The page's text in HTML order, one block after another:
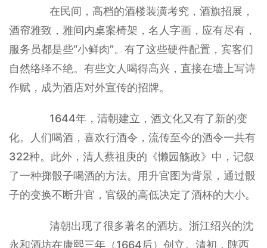
在民间，高档的酒楼装潢考究，酒旗招展，
酒帘雅致，雅间内桌案椅架，名人字画，应有尽有，
服务员都是些“小鲜肉”。有了这些硬件配置，宾客们
自然络绎不绝。有些文人喝得高兴，直接在墙上写诗
作赋，成为酒店对外宣传的招牌。
1644年，清朝建立，酒文化又有了新的变
化。人们喝酒，喜欢行酒令，流传至今的酒令一共有
322种。此外，清人蔡祖庚的《懒园觞政》中，记叙
了一种掷骰子喝酒的方法。用升官图为背景，通过骰
子的变换不断升官，官级的高低决定了酒杯的大小。
清朝出现了很多著名的酒坊。浙江绍兴的沈
永和酒坊在康熙三年（1664后）创立。清初，陕西